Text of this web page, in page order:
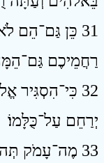
31 כֵּן
רַחֲמֵיכֶם
32
יְרַחֵם עַל־כֻּלָּמוֹ׃
33 מֶה־עָמֹק